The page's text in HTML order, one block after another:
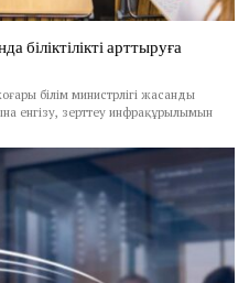
арттыруға
білім министрлігі жасанды
енгізу, зерттеу инфрақұрылымын